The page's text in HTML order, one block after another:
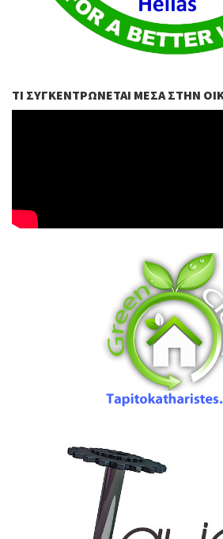
ΤΙ ΣΥΓΚΕΝΤΡΏΝΕΤΑΙ ΜΈΣΑ ΣΤΗΝ